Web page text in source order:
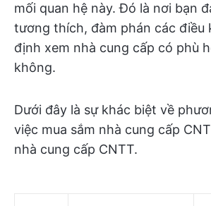
mối quan hệ này. Đó là nơi bạn
tương thích, đàm phán các điều
định xem nhà cung cấp có phù
không.
Dưới đây là sự khác biệt về
việc mua sắm nhà cung cấp
nhà cung cấp CNTT.